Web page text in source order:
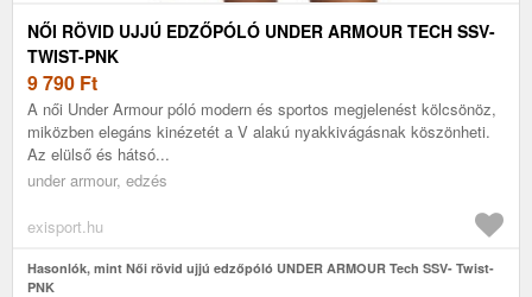
NŐI RÖVID UJJÚ EDZŐPÓLÓ UNDER ARMOUR TECH SSV-
TWIST-PNK
9 790 Ft
A női Under Armour póló modern és sportos megjelenést kölcsönöz,
miközben elegáns kinézetét a V alakú nyakkivágásnak köszönheti.
Az elülső és hátsó...
under armour, edzés
exisport.hu
Hasonlók, mint Női rövid ujjú edzőpóló UNDER ARMOUR Tech SSV- Twist-
PNK